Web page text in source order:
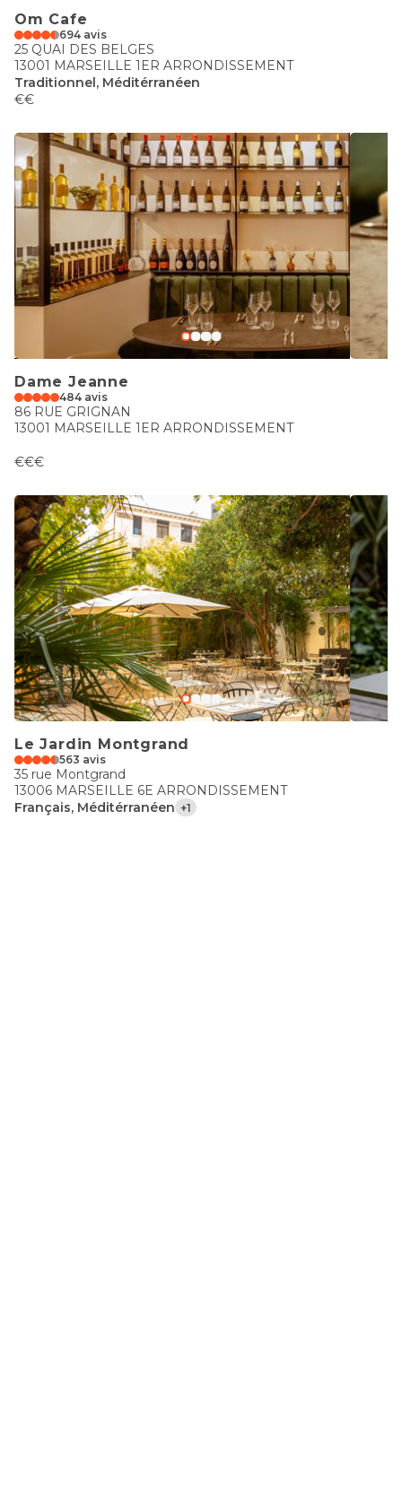
Om Cafe
694 avis
25 QUAI DES BELGES
13001 MARSEILLE 1ER ARRONDISSEMENT
Traditionnel, Méditérranéen
€€
Dame Jeanne
484 avis
86 RUE GRIGNAN
13001 MARSEILLE 1ER ARRONDISSEMENT
€€€
Le Jardin Montgrand
563 avis
35 rue Montgrand
13006 MARSEILLE 6E ARRONDISSEMENT
Français, Méditérranéen +1